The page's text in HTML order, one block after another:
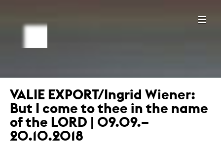
VALIE EXPORT/Ingrid Wiener:
But I come to thee in the name
of the LORD | 09.09.–
20.10.2018